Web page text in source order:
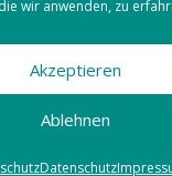
wir anwenden, zu
Akzeptieren
Ablehnen
Datenschutz
KLJB Augsburg